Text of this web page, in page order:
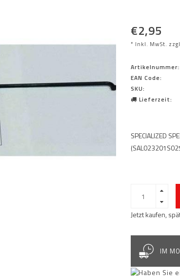
€2,95
* Inkl. MwSt.
EAN Code:
SKU:
Lieferzeit:
SPECIALIZED
Jetzt kaufen,
IM